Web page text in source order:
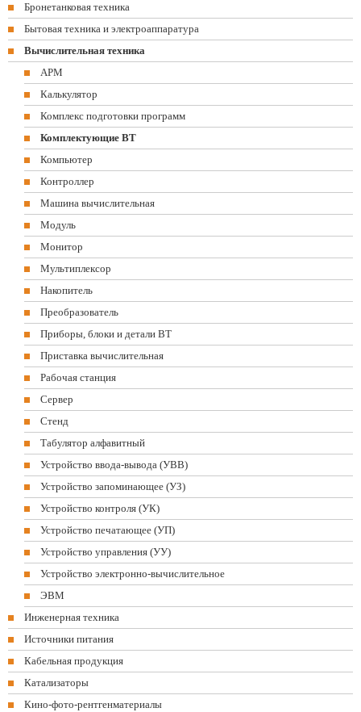
Бронетанковая техника
Бытовая техника и электроаппаратура
Вычислительная техника
АРМ
Калькулятор
Комплекс подготовки программ
Комплектующие ВТ
Компьютер
Контроллер
Машина вычислительная
Модуль
Монитор
Мультиплексор
Накопитель
Преобразователь
Приборы, блоки и детали ВТ
Приставка вычислительная
Рабочая станция
Сервер
Стенд
Табулятор алфавитный
Устройство ввода-вывода (УВВ)
Устройство запоминающее (УЗ)
Устройство контроля (УК)
Устройство печатающее (УП)
Устройство управления (УУ)
Устройство электронно-вычислительное
ЭВМ
Инженерная техника
Источники питания
Кабельная продукция
Катализаторы
Кино-фото-рентгенматериалы